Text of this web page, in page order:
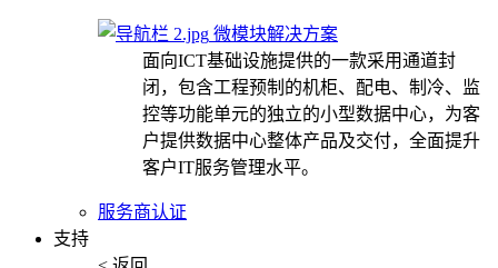
微模块解决方案
面向ICT基础设施提供的一款采用通道封
闭，包含工程预制的机柜、配电、制冷、监
控等功能单元的独立的小型数据中心，为客
户提供数据中心整体产品及交付，全面提升
客户IT服务管理水平。
服务商认证
支持